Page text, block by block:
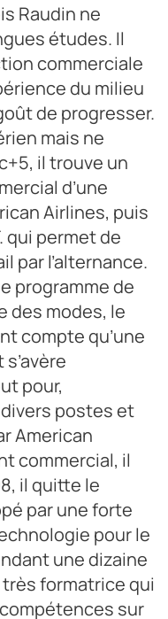
Raudin ne
études. Il
commerciale
du milieu
de progresser.
mais ne
il trouve un
d’une
Airlines, puis
qui permet de
par l’alternance.
programme de
des modes, le
compte qu’une
pour,
postes et
American
commercial, il
il quitte le
par une forte
pour le
une dizaine
formatrice qui
sur